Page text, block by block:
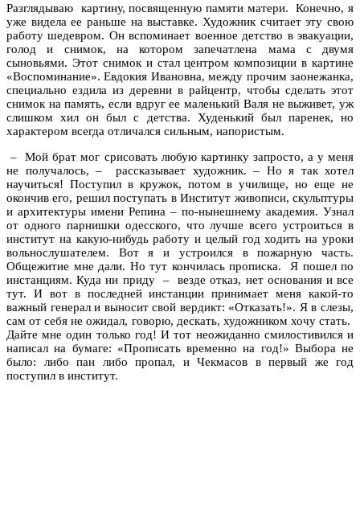
Разглядываю картину, посвященную памяти матери. Конечно, я
уже видела ее раньше на выставке. Художник считает эту свою
работу шедевром. Он вспоминает военное детство в эвакуации,
голод и снимок, на котором запечатлена мама с двумя
сыновьями. Этот снимок и стал центром композиции в картине
«Воспоминание». Евдокия Ивановна, между прочим заонежанка,
специально ездила из деревни в райцентр, чтобы сделать этот
снимок на память, если вдруг ее маленький Валя не выживет, уж
слишком хил он был с детства. Худенький был паренек, но
характером всегда отличался сильным, напористым.
– Мой брат мог срисовать любую картинку запросто, а у меня
не получалось, – рассказывает художник. – Но я так хотел
научиться! Поступил в кружок, потом в училище, но еще не
окончив его, решил поступать в Институт живописи, скульптуры
и архитектуры имени Репина – по-нынешнему академия. Узнал
от одного парнишки одесского, что лучше всего устроиться в
институт на какую-нибудь работу и целый год ходить на уроки
вольнослушателем. Вот я и устроился в пожарную часть.
Общежитие мне дали. Но тут кончилась прописка. Я пошел по
инстанциям. Куда ни приду – везде отказ, нет основания и все
тут. И вот в последней инстанции принимает меня какой-то
важный генерал и выносит свой вердикт: «Отказать!». Я в слезы,
сам от себя не ожидал, говорю, дескать, художником хочу стать.
Дайте мне один только год! И тот неожиданно смилостивился и
написал на бумаге: «Прописать временно на год!» Выбора не
было: либо пан либо пропал, и Чекмасов в первый же год
поступил в институт.